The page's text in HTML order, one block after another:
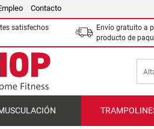
Contacto
satisfechos
Envío gratuito a
producto de